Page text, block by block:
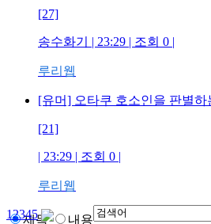
[27]
송수화기 | 23:29 | 조회 0 |
루리웹
[유머] 오타쿠 호소인을 판별하
[21]
| 23:29 | 조회 0 |
루리웹
12345
제목 내용